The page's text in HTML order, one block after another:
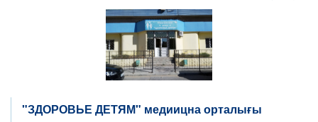
"ЗДОРОВЬЕ ДЕТЯМ" медиицна орталығы